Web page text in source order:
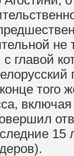
не
того
15